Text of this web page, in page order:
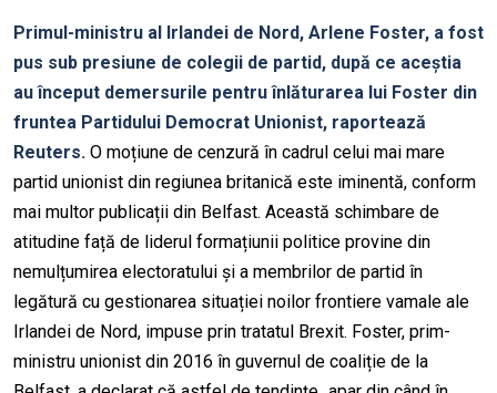
Primul-ministru al Irlandei de Nord, Arlene Foster, a fost
pus sub presiune de colegii de partid, după ce aceștia
au început demersurile pentru înlăturarea lui Foster din
fruntea Partidului Democrat Unionist, raportează
Reuters. O moțiune de cenzură în cadrul celui mai mare
partid unionist din regiunea britanică este iminentă, conform
mai multor publicații din Belfast. Această schimbare de
atitudine față de liderul formațiunii politice provine din
nemulțumirea electoratului și a membrilor de partid în
legătură cu gestionarea situației noilor frontiere vamale ale
Irlandei de Nord, impuse prin tratatul Brexit. Foster, prim-
ministru unionist din 2016 în guvernul de coaliție de la